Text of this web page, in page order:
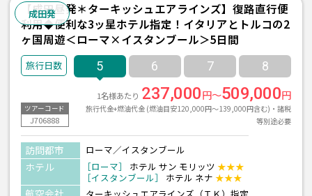
成田発
【成田昼発＊ターキッシュエアラインズ】復路直行便
利用◆便利な3ッ星ホテル指定！イタリアとトルコの2
ヶ国周遊＜ローマ×イスタンブール＞5日間
5 6 7 8
ツアーコード
J706888
1名様あたり 237,000円～509,000円
旅行代金+燃油代金 (燃油目安120,000円～139,000円含む)・諸税
等別途必要
訪問都市 ローマ／イスタンブール
ホテル ［ローマ］ ホテル サン モリッツ ★★★
［イスタンブール］
ホテル ネナ ★★★
航空会社 ターキッシュエアラインズ（ＴＫ）指定